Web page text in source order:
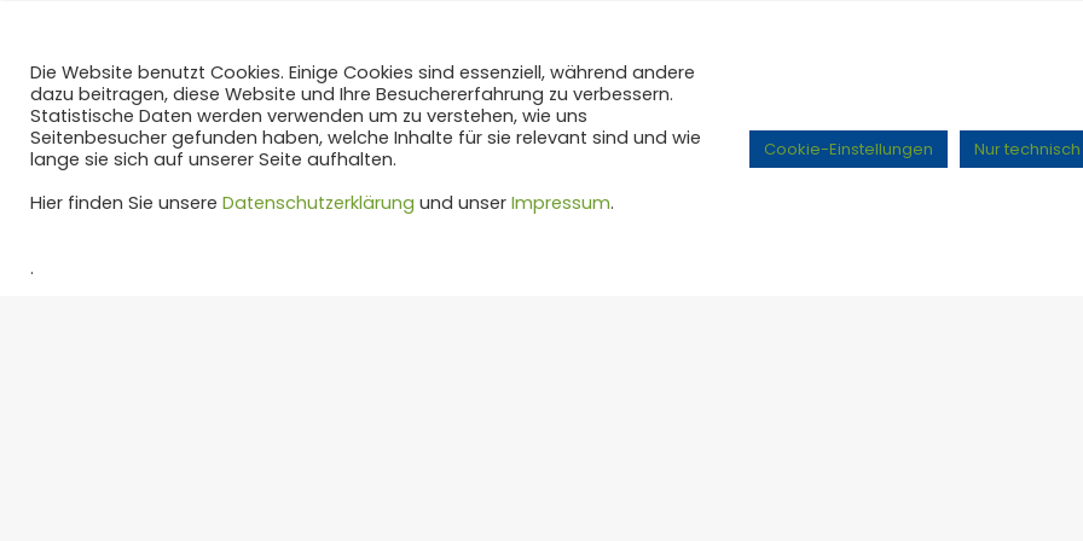
Die Website benutzt Cookies. Einige Cookies sind essenziell, während andere
dazu beitragen, diese Website und Ihre Besuchererfahrung zu verbessern.
Statistische Daten werden verwenden um zu verstehen, wie uns
Seitenbesucher gefunden haben, welche Inhalte für sie relevant sind und wie
lange sie sich auf unserer Seite aufhalten.
Hier finden Sie unsere Datenschutzerklärung und unser Impressum.
.
Cookie-Einstellungen Nur